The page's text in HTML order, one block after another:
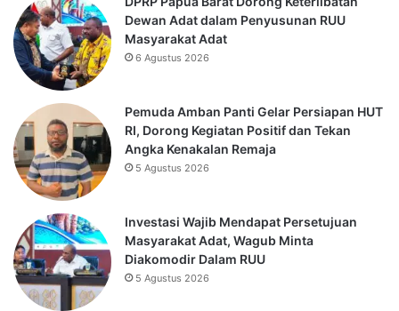
Dewan Adat dalam Penyusunan RUU
Masyarakat Adat
6 Agustus 2026
Pemuda Amban Panti Gelar Persiapan HUT
RI, Dorong Kegiatan Positif dan Tekan
Angka Kenakalan Remaja
5 Agustus 2026
Investasi Wajib Mendapat Persetujuan
Masyarakat Adat, Wagub Minta
Diakomodir Dalam RUU
5 Agustus 2026